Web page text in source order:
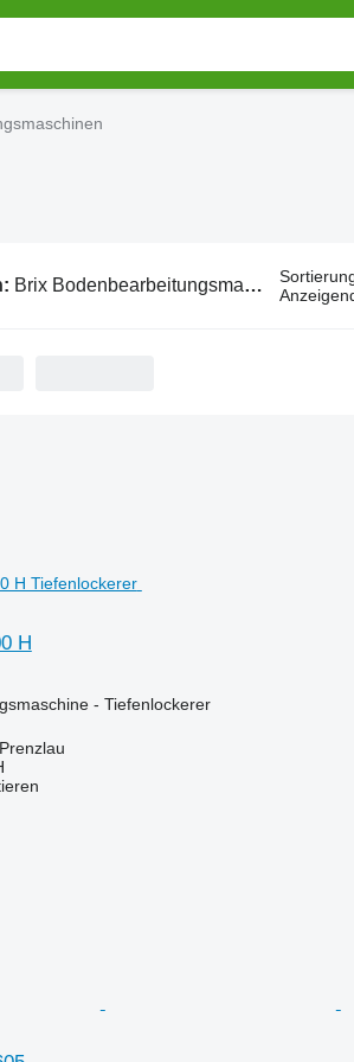
Brix Bodenbearbeitungsmaschinen
H
- Tiefenlockerer